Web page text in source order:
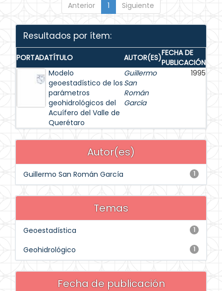
Anterior 1 Siguiente
Resultados por ítem:
PORTADATÍTULO AUTOR(ES)FECHA DE
PUBLICACIÓN
Modelo
geoestadístico de los
parámetros
geohidrológicos del
Acuífero del Valle de
Querétaro
Guillermo
San
Román
García
1995
Autor(es)
1
Guillermo San Román García
Temas
1
Geoestadística
1
Geohidrológico
Fecha de publicación